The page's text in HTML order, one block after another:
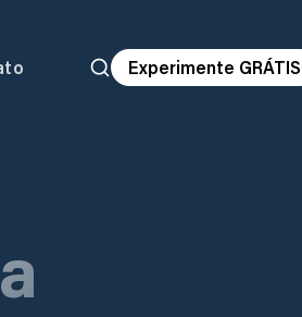
Experimente GRÁTIS